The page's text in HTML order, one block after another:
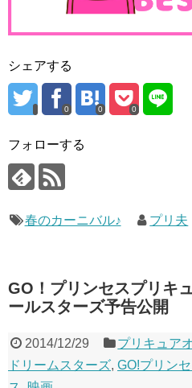
シェアする
0 0 0
フォローする
春のカーニバル♪ プリ夫
GO！プリンセスプリキ
ールスターズ予告公開
2014/12/29
プリキュア
ドリームスターズ, GO!プリン